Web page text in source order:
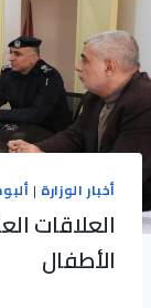
أخبار الوزارة |
العلاقات
الأطفال